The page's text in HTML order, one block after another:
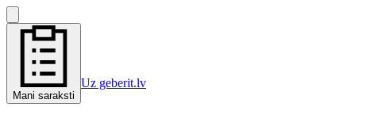
Mani saraksti
Uz geberit.lv